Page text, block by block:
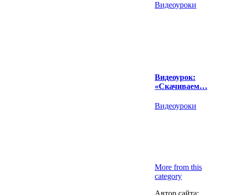
Видеоуроки
Видеоурок:
«Скачиваем…
Видеоуроки
More from this
category
Автор сайта: